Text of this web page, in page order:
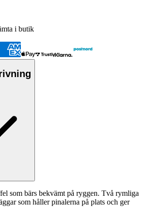
i butik
som bärs bekvämt på ryggen. Två rymliga
som håller pinalerna på plats och ger